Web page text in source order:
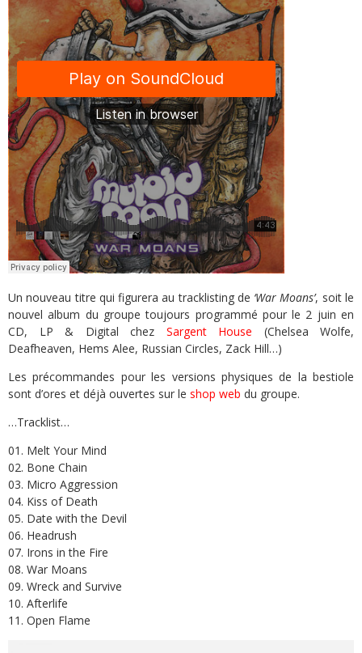
Un nouveau titre qui figurera au tracklisting de ‘War Moans’, soit le
nouvel album du groupe toujours programmé pour le 2 juin en
CD, LP & Digital chez Sargent House (Chelsea Wolfe,
Deafheaven, Hems Alee, Russian Circles, Zack Hill…)
Les précommandes pour les versions physiques de la bestiole
sont d’ores et déjà ouvertes sur le shop web du groupe.
…Tracklist…
01. Melt Your Mind
02. Bone Chain
03. Micro Aggression
04. Kiss of Death
05. Date with the Devil
06. Headrush
07. Irons in the Fire
08. War Moans
09. Wreck and Survive
10. Afterlife
11. Open Flame